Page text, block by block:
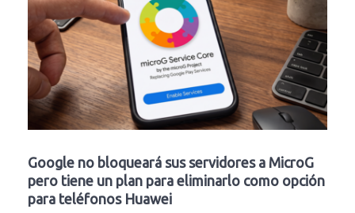
Google no bloqueará sus servidores a MicroG
pero tiene un plan para eliminarlo como opción
para teléfonos Huawei